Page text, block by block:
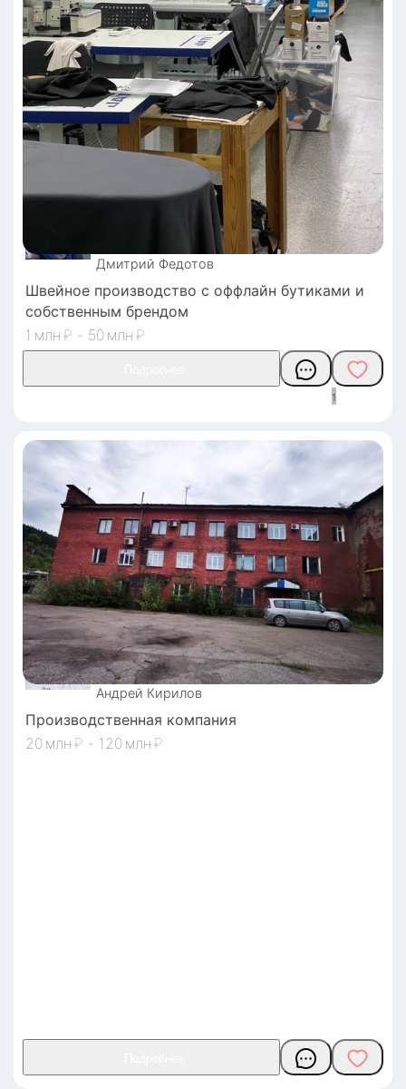
Дмитрий Федотов
Швейное производство с оффлайн бутиками и
собственным брендом
1
₽ - 50 ₽
1
Андрей Кирилов
Производственная компания
20
₽ - 120 ₽